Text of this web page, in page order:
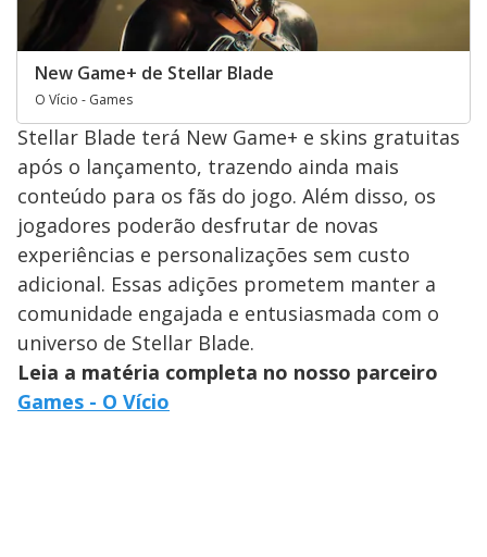
New Game+ de Stellar Blade
O Vício - Games
Stellar Blade terá New Game+ e skins gratuitas
após o lançamento, trazendo ainda mais
conteúdo para os fãs do jogo. Além disso, os
jogadores poderão desfrutar de novas
experiências e personalizações sem custo
adicional. Essas adições prometem manter a
comunidade engajada e entusiasmada com o
universo de Stellar Blade.
Leia a matéria completa no nosso parceiro
Games - O Vício